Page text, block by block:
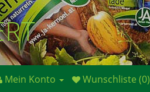
Mein Konto Wunschliste (0)